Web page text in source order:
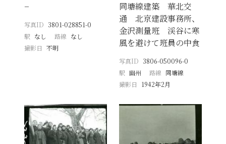
−
写真ID 3801-028851-0
駅 なし 路線 なし
撮影日
不明
同塘線建築 華北交
通 北京建設事務所、
金沢測量班 渓谷に寒
風を避けて班員の中食
写真ID 3806-050096-0
駅 幽州 路線 同塘線
撮影日
1942年2月